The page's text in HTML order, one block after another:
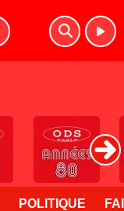
POLITIQUE